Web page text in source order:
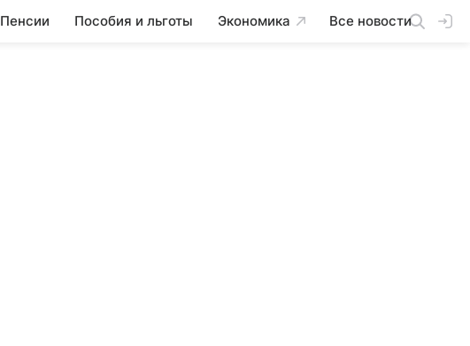
Пенсии Пособия и льготы Экономика Все новости